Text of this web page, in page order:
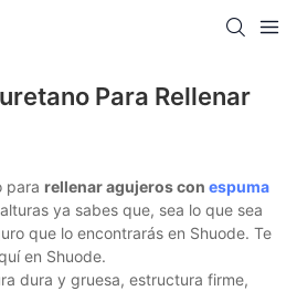
Para Rellenar
para rellenar agujeros con espuma
ya sabes que, sea lo que sea
que lo encontrarás en Shuode. Te
en Shuode.
dura y gruesa, estructura firme,